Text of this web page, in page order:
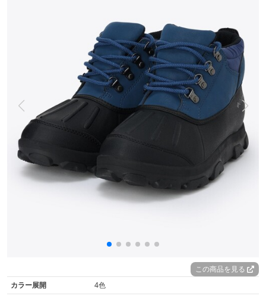
この商品を見る
カラー展開
4色